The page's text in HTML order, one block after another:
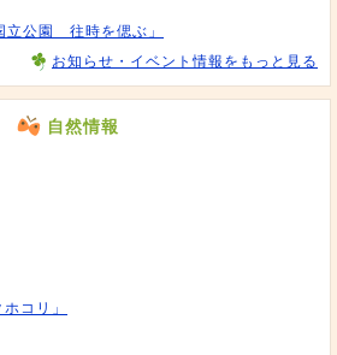
立公園 往時を偲ぶ」
お知らせ・イベント情報をもっと見る
自然情報
コリ」